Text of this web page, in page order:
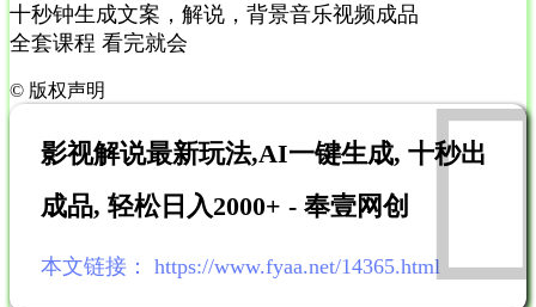
十秒钟生成文案，解说，背景音乐视频成品
全套课程 看完就会
© 版权声明
影视解说最新玩法,AI一键生成, 十秒出
成品, 轻松日入2000+ - 奉壹网创
本文链接： https://www.fyaa.net/14365.html